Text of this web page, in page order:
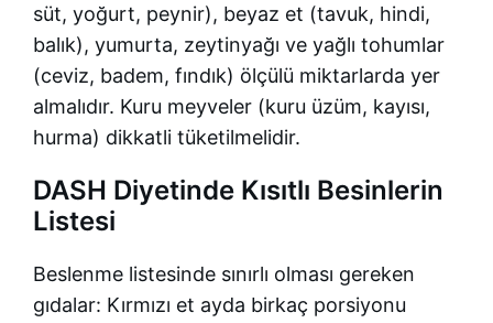
süt, yoğurt, peynir), beyaz et (tavuk, hindi,
balık), yumurta, zeytinyağı ve yağlı tohumlar
(ceviz, badem, fındık) ölçülü miktarlarda yer
almalıdır. Kuru meyveler (kuru üzüm, kayısı,
hurma) dikkatli tüketilmelidir.
DASH Diyetinde Kısıtlı Besinlerin
Listesi
Beslenme listesinde sınırlı olması gereken
gıdalar: Kırmızı et ayda birkaç porsiyonu